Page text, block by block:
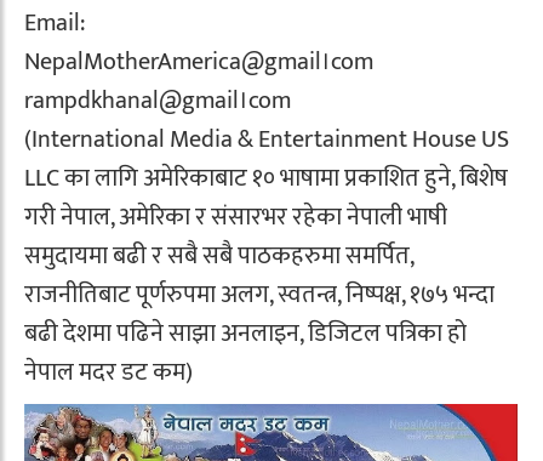
Email:
NepalMotherAmerica@gmail।com
rampdkhanal@gmail।com
(International Media & Entertainment House US
LLC का लागि अमेरिकाबाट १० भाषामा प्रकाशित हुने, बिशेष
गरी नेपाल, अमेरिका र संसारभर रहेका नेपाली भाषी
समुदायमा बढी र सबै सबै पाठकहरुमा समर्पित,
राजनीतिबाट पूर्णरुपमा अलग, स्वतन्त्र, निष्पक्ष, १७५ भन्दा
बढी देशमा पढिने साझा अनलाइन, डिजिटल पत्रिका हो
नेपाल मदर डट कम)